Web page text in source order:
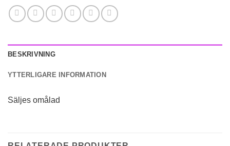
BESKRIVNING
YTTERLIGARE INFORMATION
Säljes omålad